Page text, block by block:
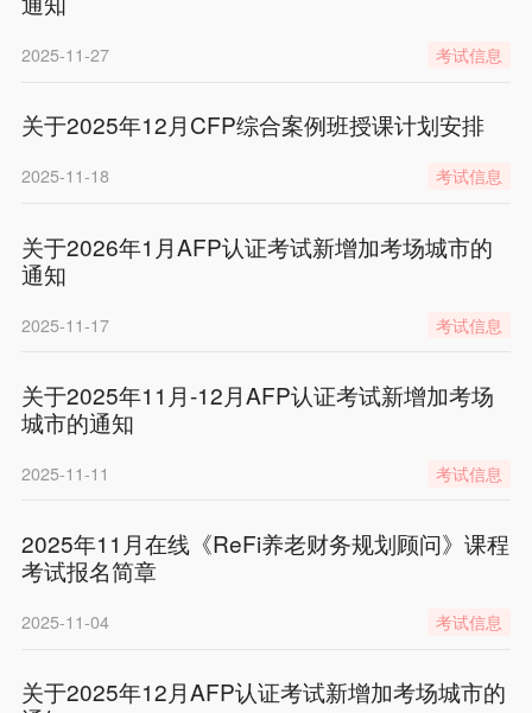
2025-11-27 考试信息
关于2025年12月CFP综合案例班授课计划安排
2025-11-18 考试信息
关于2026年1月AFP认证考试新增加考场城市的
通知
2025-11-17 考试信息
关于2025年11月-12月AFP认证考试新增加考场
城市的通知
2025-11-11 考试信息
2025年11月在线《ReFi养老财务规划顾问》课程
考试报名简章
2025-11-04 考试信息
关于2025年12月AFP认证考试新增加考场城市的